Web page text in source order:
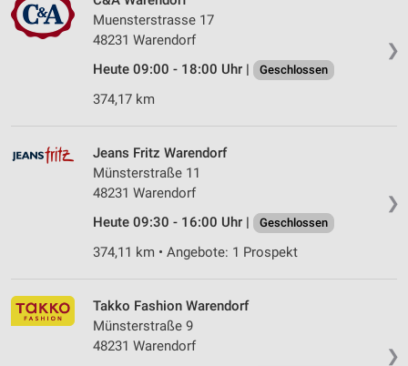
❯
Muensterstrasse 17
48231 Warendorf
Heute 09:00 - 18:00 Uhr |
Geschlossen
374,17 km
❯
Jeans Fritz Warendorf
Münsterstraße 11
48231 Warendorf
Heute 09:30 - 16:00 Uhr |
Geschlossen
374,11 km • Angebote: 1 Prospekt
❯
Takko Fashion Warendorf
Münsterstraße 9
48231 Warendorf